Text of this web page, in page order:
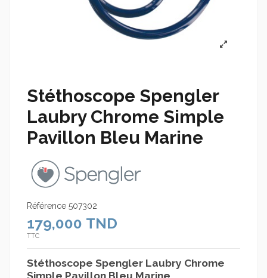
Stéthoscope Spengler
Laubry Chrome Simple
Pavillon Bleu Marine
Référence 507302
179,000 TND
TTC
Stéthoscope Spengler Laubry Chrome